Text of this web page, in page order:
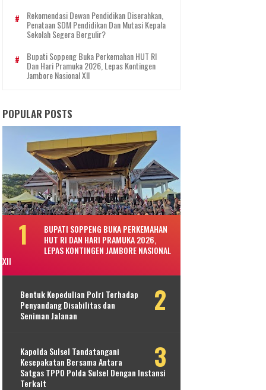
Rekomendasi Dewan Pendidikan Diserahkan,
Penataan SDM Pendidikan Dan Mutasi Kepala
Sekolah Segera Bergulir?
Bupati Soppeng Buka Perkemahan HUT RI
Dan Hari Pramuka 2026, Lepas Kontingen
Jambore Nasional XII
POPULAR POSTS
BUPATI SOPPENG BUKA PERKEMAHAN
HUT RI DAN HARI PRAMUKA 2026,
LEPAS KONTINGEN JAMBORE NASIONAL
XII
Bentuk Kepedulian Polri Terhadap
Penyandang Disabilitas dan
Seniman Jalanan
Kapolda Sulsel Tandatangani
Kesepakatan Bersama Antara
Satgas TPPO Polda Sulsel Dengan Instansi
Terkait